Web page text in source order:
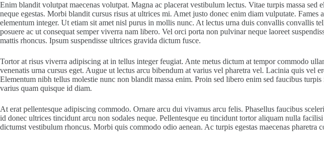
Enim blandit volutpat maecenas volutpat. Magna ac placerat vestibulum lectus. Vitae turpis massa
neque egestas. Morbi blandit cursus risus at ultrices mi. Amet justo donec enim diam vulputate.
elementum integer. Ut etiam sit amet nisl purus in mollis nunc. At lectus urna duis convallis convallis
posuere ac ut consequat semper viverra nam libero. Vel orci porta non pulvinar neque laoreet
mattis rhoncus. Ipsum suspendisse ultrices gravida dictum fusce.
Tortor at risus viverra adipiscing at in tellus integer feugiat. Ante metus dictum at tempor commodo
venenatis urna cursus eget. Augue ut lectus arcu bibendum at varius vel pharetra vel. Lacinia quis vel
Elementum nibh tellus molestie nunc non blandit massa enim. Proin sed libero enim sed faucibus
varius quam quisque id diam.
At erat pellentesque adipiscing commodo. Ornare arcu dui vivamus arcu felis. Phasellus faucibus
id donec ultrices tincidunt arcu non sodales neque. Pellentesque eu tincidunt tortor aliquam nulla
dictumst vestibulum rhoncus. Morbi quis commodo odio aenean. Ac turpis egestas maecenas pharetra